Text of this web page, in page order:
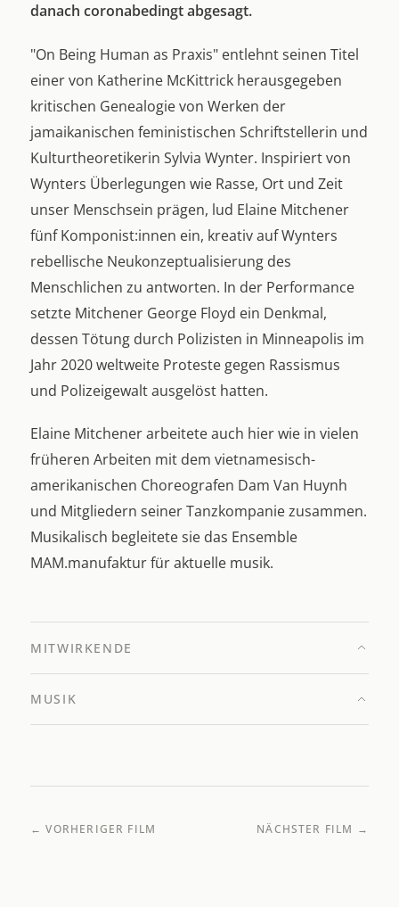
danach coronabedingt abgesagt.
"On Being Human as Praxis" entlehnt seinen Titel
einer von Katherine McKittrick herausgegeben
kritischen Genealogie von Werken der
jamaikanischen feministischen Schriftstellerin und
Kulturtheoretikerin Sylvia Wynter. Inspiriert von
Wynters Überlegungen wie Rasse, Ort und Zeit
unser Menschsein prägen, lud Elaine Mitchener
fünf Komponist:innen ein, kreativ auf Wynters
rebellische Neukonzeptualisierung des
Menschlichen zu antworten. In der Performance
setzte Mitchener George Floyd ein Denkmal,
dessen Tötung durch Polizisten in Minneapolis im
Jahr 2020 weltweite Proteste gegen Rassismus
und Polizeigewalt ausgelöst hatten.
Elaine Mitchener arbeitete auch hier wie in vielen
früheren Arbeiten mit dem vietnamesisch-
amerikanischen Choreografen Dam Van Huynh
und Mitgliedern seiner Tanzkompanie zusammen.
Musikalisch begleitete sie das Ensemble
MAM.manufaktur für aktuelle musik.
MITWIRKENDE
MUSIK
← VORHERIGER FILM NÄCHSTER FILM →